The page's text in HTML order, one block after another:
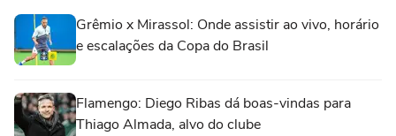
Grêmio x Mirassol: Onde assistir ao vivo, horário
e escalações da Copa do Brasil
Flamengo: Diego Ribas dá boas-vindas para
Thiago Almada, alvo do clube